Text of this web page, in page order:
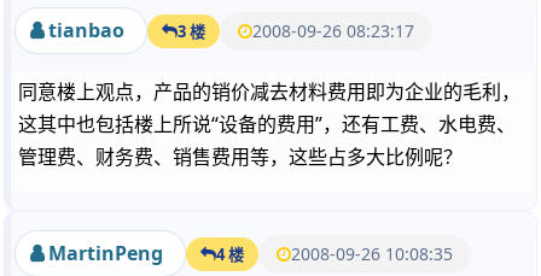
tianbao 3 楼 2008-09-26 08:23:17
同意楼上观点，产品的销价减去材料费用即为企业的毛利，
这其中也包括楼上所说“设备的费用”，还有工费、水电费、
管理费、财务费、销售费用等，这些占多大比例呢？
MartinPeng 4 楼 2008-09-26 10:08:35